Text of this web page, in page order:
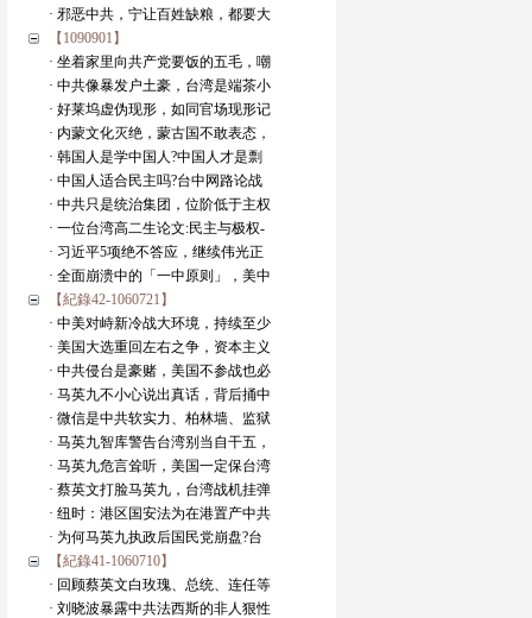
· 邪恶中共，宁让百姓缺粮，都要大
【1090901】
· 坐着家里向共产党要饭的五毛，嘲
· 中共像暴发户土豪，台湾是端茶小
· 好莱坞虚伪现形，如同官场现形记
· 内蒙文化灭绝，蒙古国不敢表态，
· 韩国人是学中国人?中国人才是剽
· 中国人适合民主吗?台中网路论战
· 中共只是统治集团，位阶低于主权
· 一位台湾高二生论文:民主与极权-
· 习近平5项绝不答应，继续伟光正
· 全面崩溃中的「一中原则」，美中
【紀錄42-1060721】
· 中美对峙新冷战大环境，持续至少
· 美国大选重回左右之争，资本主义
· 中共侵台是豪赌，美国不参战也必
· 马英九不小心说出真话，背后捅中
· 微信是中共软实力、柏林墙、监狱
· 马英九智库警告台湾别当自干五，
· 马英九危言耸听，美国一定保台湾
· 蔡英文打脸马英九，台湾战机挂弹
· 纽时：港区国安法为在港置产中共
· 为何马英九执政后国民党崩盘?台
【紀錄41-1060710】
· 回顾蔡英文白玫瑰、总统、连任等
· 刘晓波暴露中共法西斯的非人狠性